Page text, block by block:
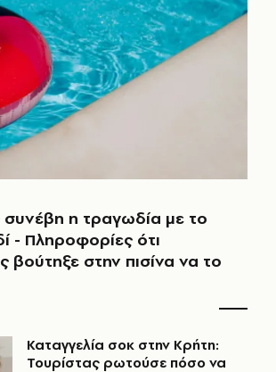
η τραγωδία με το
- Πληροφορίες ότι
βούτηξε στην πισίνα να το
Καταγγελία σοκ στην Κρήτη:
Τουρίστας ρωτούσε πόσο να